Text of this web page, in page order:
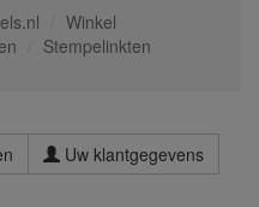
Winkel
Stempelinkten
Uw klantgegevens